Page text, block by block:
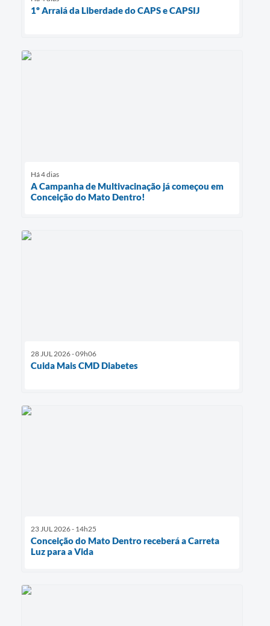
1º Arraiá da Liberdade do CAPS e CAPSIJ
Há 4 dias
A Campanha de Multivacinação já começou em
Conceição do Mato Dentro!
28 JUL 2026 - 09h06
Cuida Mais CMD Diabetes
23 JUL 2026 - 14h25
Conceição do Mato Dentro receberá a Carreta
Luz para a Vida